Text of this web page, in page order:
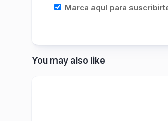
Marca aquí para
You may also like